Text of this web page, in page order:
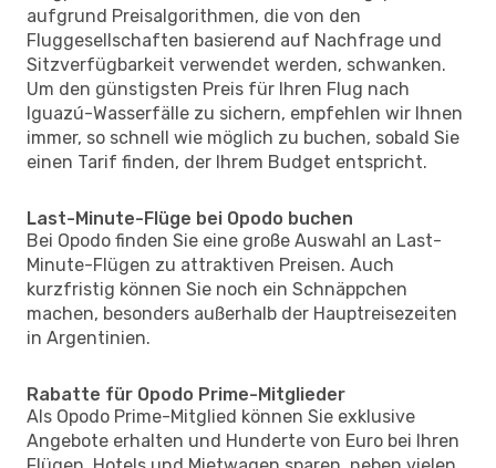
aufgrund Preisalgorithmen, die von den
Fluggesellschaften basierend auf Nachfrage und
Sitzverfügbarkeit verwendet werden, schwanken.
Um den günstigsten Preis für Ihren Flug nach
Iguazú-Wasserfälle zu sichern, empfehlen wir Ihnen
immer, so schnell wie möglich zu buchen, sobald Sie
einen Tarif finden, der Ihrem Budget entspricht.
Last-Minute-Flüge bei Opodo buchen
Bei Opodo finden Sie eine große Auswahl an Last-
Minute-Flügen zu attraktiven Preisen. Auch
kurzfristig können Sie noch ein Schnäppchen
machen, besonders außerhalb der Hauptreisezeiten
in Argentinien.
Rabatte für Opodo Prime-Mitglieder
Als Opodo Prime-Mitglied können Sie exklusive
Angebote erhalten und Hunderte von Euro bei Ihren